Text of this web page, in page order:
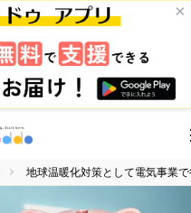
×
地球温暖化対策として電気事業